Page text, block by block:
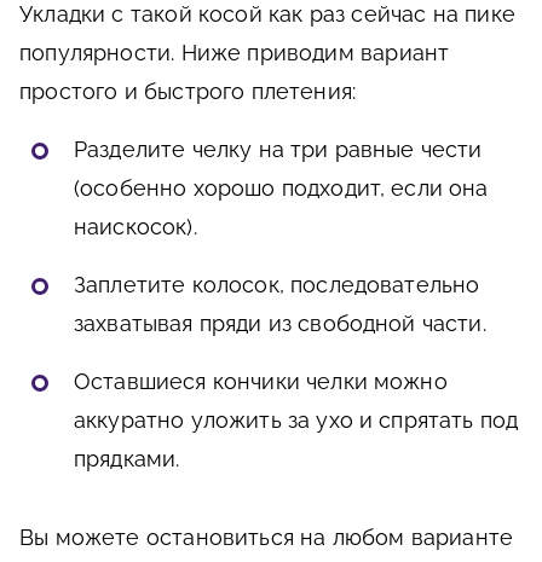
Укладки с такой косой как раз сейчас на пике
популярности. Ниже приводим вариант
простого и быстрого плетения:
Разделите челку на три равные чести
(особенно хорошо подходит, если она
наискосок).
Заплетите колосок, последовательно
захватывая пряди из свободной части.
Оставшиеся кончики челки можно
аккуратно уложить за ухо и спрятать под
прядками.
Вы можете остановиться на любом варианте